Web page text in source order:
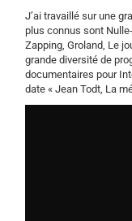
J’ai travaillé sur une
plus connus sont
Zapping, Groland, Le
grande diversité de
documentaires pour
date « Jean Todt, La